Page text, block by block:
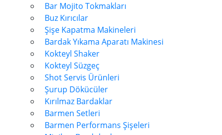
Bar Mojito Tokmakları
Buz Kırıcılar
Şişe Kapatma Makineleri
Bardak Yıkama Aparatı Makinesi
Kokteyl Shaker
Kokteyl Süzgeç
Shot Servis Ürünleri
Şurup Dökücüler
Kırılmaz Bardaklar
Barmen Setleri
Barmen Performans Şişeleri